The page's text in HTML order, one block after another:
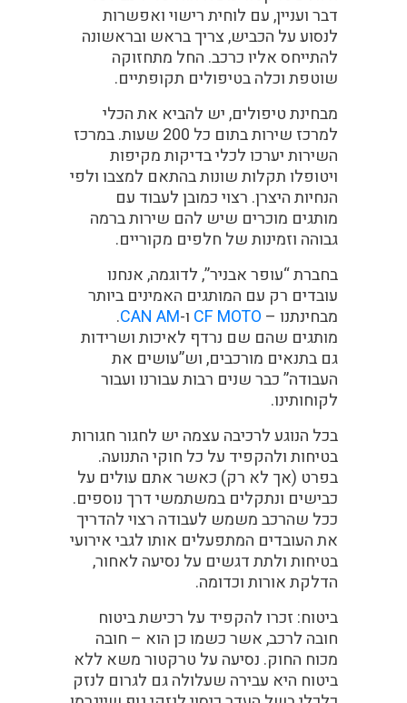
דבר ועניין, עם לוחית רישוי ואפשרות
לנסוע על הכביש, צריך בראש ובראשונה
להתייחס אליו כרכב. החל מתחזוקה
שוטפת וכלה בטיפולים תקופתיים.
מבחינת טיפולים, יש להביא את הכלי
למרכז שירות בתום כל 200 שעות. במרכז
השירות יערכו לכלי בדיקות מקיפות
ויטופלו תקלות שונות בהתאם למצבו ולפי
הנחיות היצרן. רצוי כמובן לעבוד עם
מותגים מוכרים שיש להם שירות ברמה
גבוהה וזמינות של חלפים מקוריים.
בחברת “עופר אבניר”, לדוגמה, אנחנו
עובדים רק עם המותגים האמינים ביותר
מבחינתנו – CF MOTO ו-CAN AM
.
מותגים שהם שם נרדף לאיכות ושרידות
גם בתנאים מורכבים, וש”עושים את
העבודה” כבר שנים רבות עבורנו ועבור
לקוחותינו.
בכל הנוגע לרכיבה עצמה יש לחגור חגורות
בטיחות ולהקפיד על כל חוקי התנועה.
בפרט (אך לא רק) כאשר אתם עולים על
כבישים ונתקלים במשתמשי דרך נוספים.
ככל שהרכב משמש לעבודה רצוי להדריך
את העובדים המתפעלים אותו לגבי אירועי
בטיחות ולתת דגשים על נסיעה לאחור,
הדלקת אורות וכדומה.
ביטוח: זכרו להקפיד על רכישת ביטוח
חובה לרכב, אשר כשמו כן הוא – חובה
מכוח החוק. נסיעה על טרקטור משא ללא
ביטוח היא עבירה שעלולה גם לגרום לנזק